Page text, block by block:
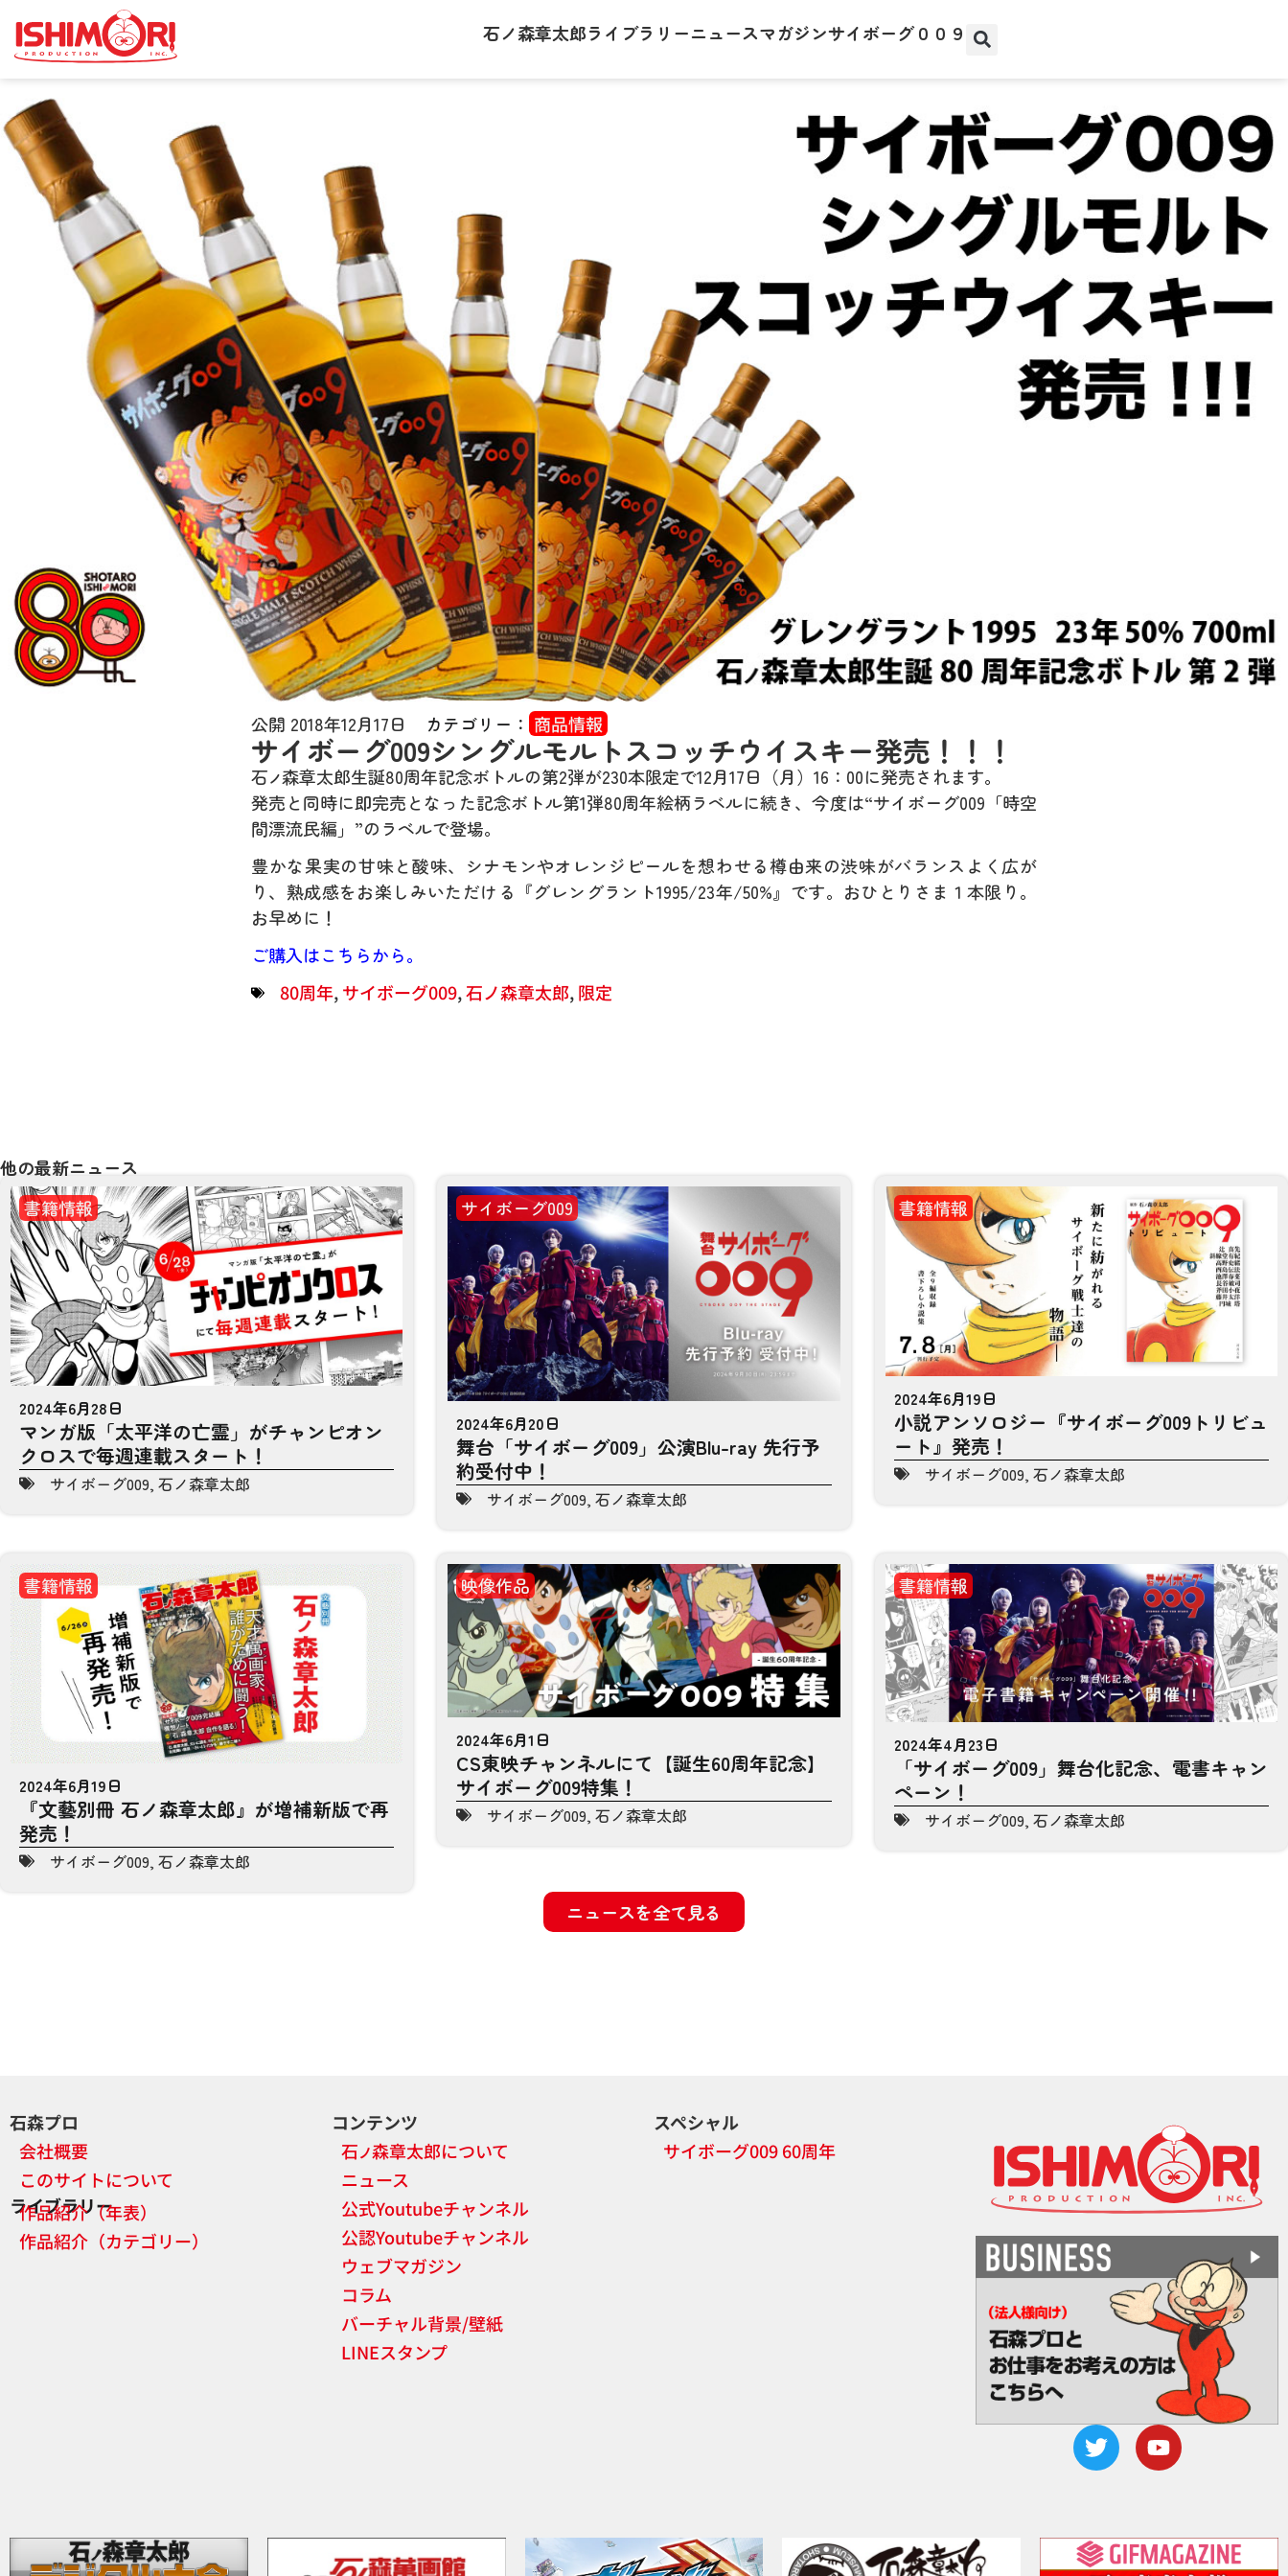
石ノ森章太郎ライブラリーニュースマガジンサイボーグ００９
公開 2018年12月17日 カテゴリー： 商品情報
サイボーグ009シングルモルトスコッチウイスキー発売！！！
石ノ森章太郎生誕80周年記念ボトルの第2弾が230本限定で12月17日（月） 16 ： 00に発売されます。
発売と同時に即完売となった記念ボトル第1弾80周年絵柄ラベルに続き、今度は“サイボーグ009 「時空
間漂流民編」 ”のラベルで登場。
豊かな果実の甘味と酸味、シナモンやオレンジピールを想わせる樽由来の渋味がバランスよく広が
り、熟成感をお楽しみいただける『グレングラント1995/23年/50%』です。おひとりさま１本限り。
お早めに！
ご購入はこちらから。
80周年,サイボーグ009,石ノ森章太郎,限定
他の最新ニュース
書籍情報
2024年6月28日
マンガ版「太平洋の亡霊」がチャンピオン
クロスで毎週連載スタート！
サイボーグ009, 石ノ森章太郎
サイボーグ009
2024年6月20日
舞台「サイボーグ009」公演Blu-ray 先行予
約受付中！
サイボーグ009,石ノ森章太郎
書籍情報
2024年6月19日
小説アンソロジー『サイボーグ009トリビュ
ート』発売！
サイボーグ009, 石ノ森章太郎
書籍情報
2024年6月19日
『文藝別冊 石ノ森章太郎』が増補新版で再
発売！
サイボーグ009, 石ノ森章太郎
映像作品
2024年6月1日
CS東映チャンネルにて【誕生60周年記念】
サイボーグ009特集！
サイボーグ009,石ノ森章太郎
書籍情報
2024年4月23日
「サイボーグ009」舞台化記念、電書キャン
ペーン！
サイボーグ009, 石ノ森章太郎
ニュースを全て見る
石森プロ
会社概要
このサイトについて
ライブラリー
作品紹介（年表）
作品紹介（カテゴリー）
コンテンツ
石ノ森章太郎について
ニュース
公式Youtubeチャンネル
公認Youtubeチャンネル
ウェブマガジン
コラム
バーチャル背景/壁紙
LINEスタンプ
スペシャル
サイボーグ009 60周年